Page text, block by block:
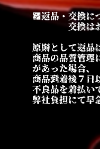
■返品・交換に
交換はお
原則として返品
商品の品質管理
があった場合、
商品到着後７日
不良品を着払い
弊社負担にて早